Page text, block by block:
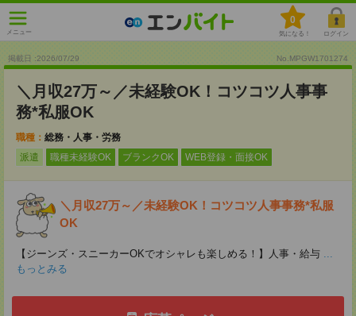
メニュー
0
気になる！ ログイン
掲載日 :2026/07/29 No.MPGW1701274
＼月収27万～／未経験OK！コツコツ人事事
務*私服OK
職種： 総務・人事・労務
派遣
職種未経験OK ブランクOK WEB登録・面接OK
＼月収27万～／未経験OK！コツコツ人事事務*私服
OK
【ジーンズ・スニーカーOKでオシャレも楽しめる！】人事・給与 ...
もっとみる